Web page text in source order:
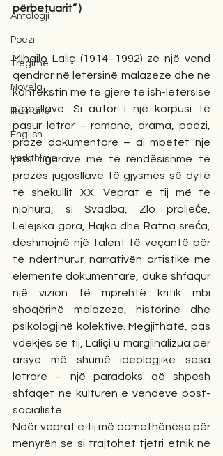
Antologji
Poezi
Tregime
Novela
Romane
English
Përkthime
përbetuarit” )
Mihailo Laliç (1914–1992) zë një vend
qendror në letërsinë malazeze dhe në
kontekstin më të gjerë të ish-letërsisë
jugosllave. Si autor i një korpusi të
pasur letrar – romane, drama, poezi,
prozë dokumentare – ai mbetet një
prej figurave më të rëndësishme të
prozës jugosllave të gjysmës së dytë
të shekullit XX. Veprat e tij më të
njohura, si Svadba, Zlo proljeće,
Lelejska gora, Hajka dhe Ratna sreća,
dëshmojnë një talent të veçantë për
të ndërthurur narrativën artistike me
elemente dokumentare, duke shfaqur
një vizion të mprehtë kritik mbi
shoqërinë malazeze, historinë dhe
psikologjinë kolektive. Megjithatë, pas
vdekjes së tij, Laliçi u margjinalizua për
arsye më shumë ideologjike sesa
letrare – një paradoks që shpesh
shfaqet në kulturën e vendeve post-
socialiste.
Ndër veprat e tij më domethënëse për
mënyrën se si trajtohet tjetri etnik në